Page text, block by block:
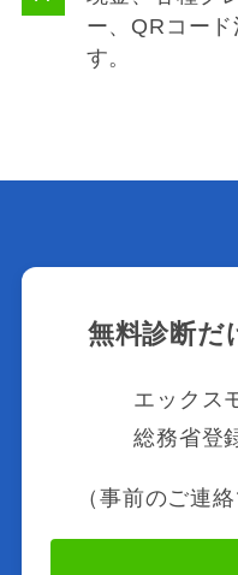
ー、QRコー
す。
無料診断だ
エックス
総務省登
（事前のご連